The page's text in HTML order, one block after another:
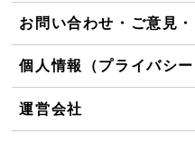
お問い合わせ・ご意見
個人情報（プライバシ
運営会社